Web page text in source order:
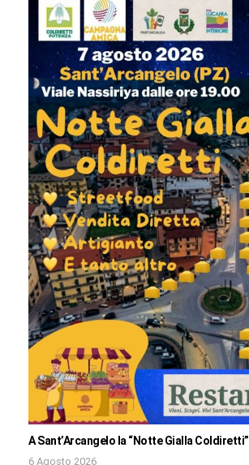
A Sant’Arcangelo la “Notte Gialla Coldiretti”
6 Agosto 2026